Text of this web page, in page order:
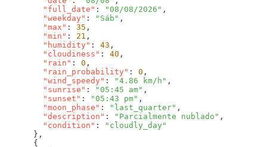
        "full_date"
: "08/08/2026"
        "weekday"
: "Sáb"
        "max"
: 35
        "min"
: 21
        "humidity"
: 43
        "cloudiness"
: 40
        "rain"
: 0
        "rain_probability"
: 0
        "wind_speedy"
: "4.86 km/h"
        "sunrise"
: "05:45 am"
        "sunset"
: "05:43 pm"
        "moon_phase"
: "last_quarter"
        "description"
: "Parcialmente nublado"
        "condition"
: